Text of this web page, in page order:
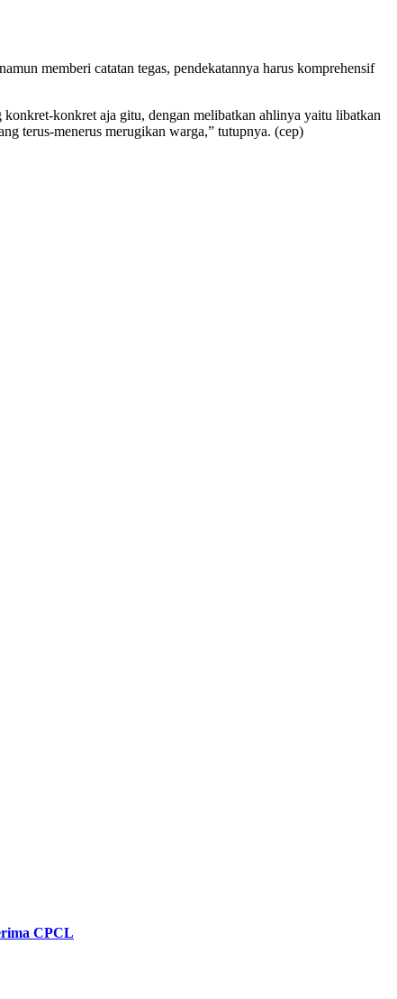
memberi catatan tegas, pendekatannya harus komprehensif
konkret aja gitu, dengan melibatkan ahlinya yaitu libatkan
terus-menerus merugikan warga,” tutupnya. (cep)
CPCL